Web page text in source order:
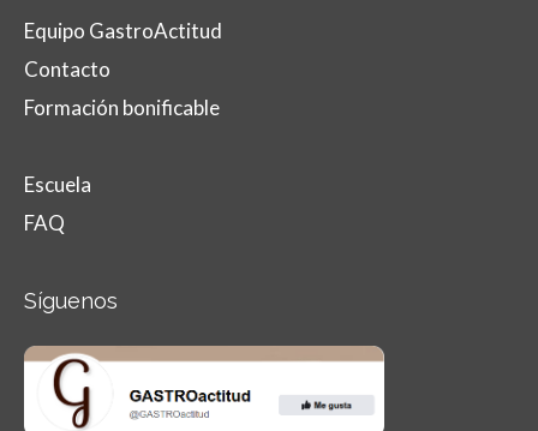
Equipo GastroActitud
Contacto
Formación bonificable
Escuela
FAQ
Síguenos